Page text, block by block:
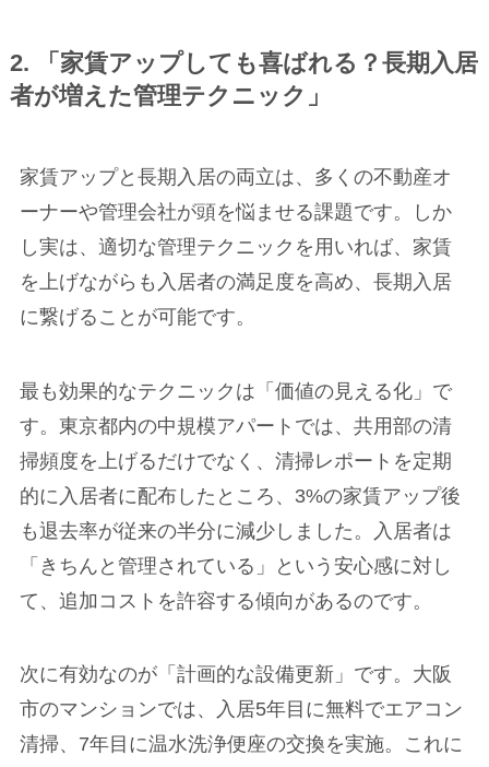
2. 「家賃アップしても喜ばれる？長期入居
者が増えた管理テクニック」
家賃アップと長期入居の両立は、多くの不動産オ
ーナーや管理会社が頭を悩ませる課題です。しか
し実は、適切な管理テクニックを用いれば、家賃
を上げながらも入居者の満足度を高め、長期入居
に繋げることが可能です。
最も効果的なテクニックは「価値の見える化」で
す。東京都内の中規模アパートでは、共用部の清
掃頻度を上げるだけでなく、清掃レポートを定期
的に入居者に配布したところ、3%の家賃アップ後
も退去率が従来の半分に減少しました。入居者は
「きちんと管理されている」という安心感に対し
て、追加コストを許容する傾向があるのです。
次に有効なのが「計画的な設備更新」です。大阪
市のマンションでは、入居5年目に無料でエアコン
清掃、7年目に温水洗浄便座の交換を実施。これに